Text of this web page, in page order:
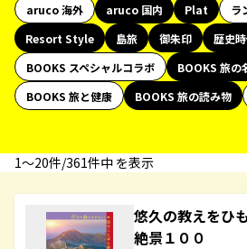
aruco 海外
aruco 国内 Plat
ラ
Resort Style
島旅 御朱印 歴史
BOOKS スペシャルコラボ
BOOKS 旅の
BOOKS 旅と健康
BOOKS 旅の読み物
1〜20件/361件中 を表示
悠久の教えをひ
絶景１００